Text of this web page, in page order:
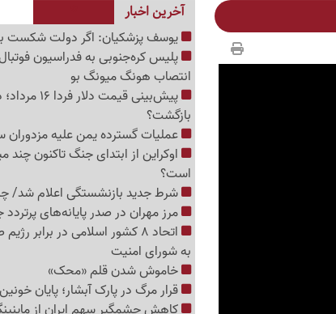
آخرین اخبار
یوسف پزشکیان: اگر دولت شکست
پلیس کره‌جنوبی به فدراسیون
انتصاب هونگ میونگ بو
پیش‌بینی
بازگشت؟
عملیات گسترده یمن علیه
اوکراین از ابتدای جنگ تاکنون چند
است؟
شرط جدید بازنشستگی اعلام شد/ چه
مرز مهران در صدر پایانه‌های
اتحاد 8 کشور اسلامی در برابر
به شورای امنیت
خاموش شدن قلم «محک»
قرار مرگ در پارک آبشار؛ پایان